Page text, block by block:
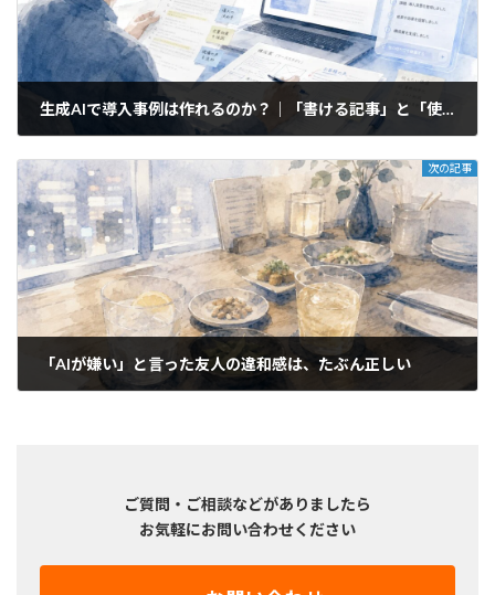
生成AIで導入事例は作れるのか？｜「書ける記事」と「使える事例」の違い
次の記事
「AIが嫌い」と言った友人の違和感は、たぶん正しい
ご質問・ご相談などがありましたら
お気軽にお問い合わせください